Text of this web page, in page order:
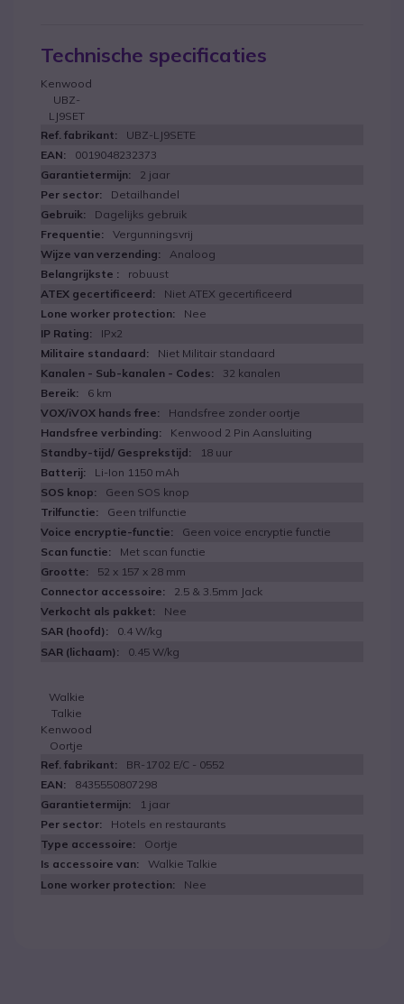
Technische specificaties
Kenwood
UBZ-
LJ9SET
UBZ-LJ9SETE
0019048232373
2 jaar
Detailhandel
Dagelijks gebruik
Vergunningsvrij
Analoog
robuust
Niet ATEX gecertificeerd
Nee
IPx2
Niet Militair standaard
32 kanalen
6 km
Handsfree zonder oortje
Kenwood 2 Pin Aansluiting
18 uur
Li-Ion 1150 mAh
Geen SOS knop
Geen trilfunctie
Geen voice encryptie functie
Met scan functie
52 x 157 x 28 mm
2.5 & 3.5mm Jack
Nee
0.4 W/kg
0.45 W/kg
Walkie
Talkie
Kenwood
Oortje
BR-1702 E/C - 0552
8435550807298
1 jaar
Hotels en restaurants
Oortje
Walkie Talkie
Nee